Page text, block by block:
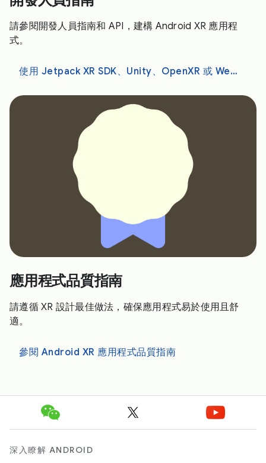
請參閱開發人員指南和 API，建構 Android XR 應用程
式。
使用 Jetpack XR SDK、Unity、OpenXR 或 WebXR 進行開發
應用程式品質指南
請遵循 XR 設計最佳做法，確保應用程式易於使用且舒
適。
參閱 Android XR 應用程式品質指南
深入瞭解 ANDROID